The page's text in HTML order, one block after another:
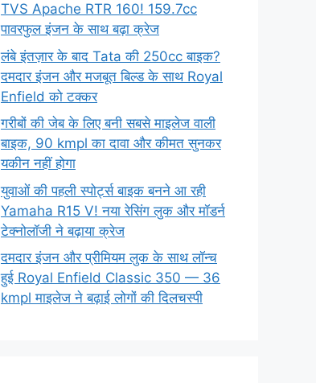
TVS Apache RTR 160! 159.7cc
पावरफुल इंजन के साथ बढ़ा क्रेज
लंबे इंतज़ार के बाद Tata की 250cc बाइक?
दमदार इंजन और मजबूत बिल्ड के साथ Royal
Enfield को टक्कर
गरीबों की जेब के लिए बनी सबसे माइलेज वाली
बाइक, 90 kmpl का दावा और कीमत सुनकर
यकीन नहीं होगा
युवाओं की पहली स्पोर्ट्स बाइक बनने आ रही
Yamaha R15 V! नया रेसिंग लुक और मॉडर्न
टेक्नोलॉजी ने बढ़ाया क्रेज
दमदार इंजन और प्रीमियम लुक के साथ लॉन्च
हुई Royal Enfield Classic 350 — 36
kmpl माइलेज ने बढ़ाई लोगों की दिलचस्पी